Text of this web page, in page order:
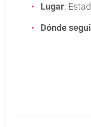
Lugar:
Dónde